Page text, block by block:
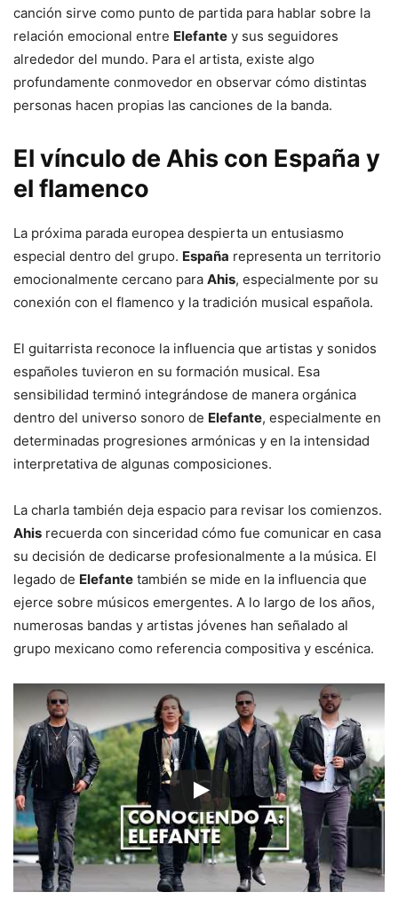
canción sirve como punto de partida para hablar sobre la
relación emocional entre Elefante y sus seguidores
alrededor del mundo. Para el artista, existe algo
profundamente conmovedor en observar cómo distintas
personas hacen propias las canciones de la banda.
El vínculo de Ahis con España y
el flamenco
La próxima parada europea despierta un entusiasmo
especial dentro del grupo. España representa un territorio
emocionalmente cercano para Ahis, especialmente por su
conexión con el flamenco y la tradición musical española.
El guitarrista reconoce la influencia que artistas y sonidos
españoles tuvieron en su formación musical. Esa
sensibilidad terminó integrándose de manera orgánica
dentro del universo sonoro de Elefante, especialmente en
determinadas progresiones armónicas y en la intensidad
interpretativa de algunas composiciones.
La charla también deja espacio para revisar los comienzos.
Ahis recuerda con sinceridad cómo fue comunicar en casa
su decisión de dedicarse profesionalmente a la música. El
legado de Elefante también se mide en la influencia que
ejerce sobre músicos emergentes. A lo largo de los años,
numerosas bandas y artistas jóvenes han señalado al
grupo mexicano como referencia compositiva y escénica.